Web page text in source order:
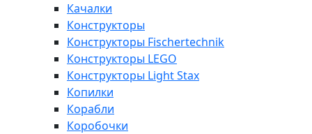
Качалки
Конструкторы
Конструкторы Fisсhertechnik
Конструкторы LEGO
Конструкторы Light Stax
Копилки
Корабли
Коробочки